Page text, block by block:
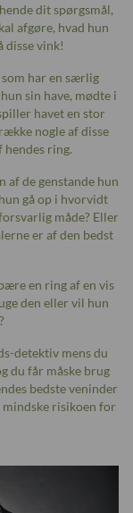
dit spørgsmål,
afgøre, hvad hun
disse vink!
har en særlig
sin have, mødte i
havet en stor
nogle af disse
hendes ring.
af de genstande hun
gå op i hvorvidt
måde? Eller
er af den bedst
en ring af en vis
den eller vil hun
detektiv mens du
du får måske brug
bedste veninder
mindske risikoen for